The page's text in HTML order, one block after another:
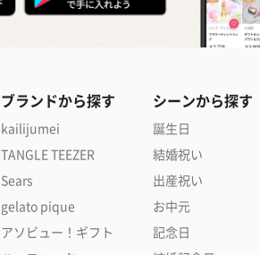
ブランドから探す
kailijumei
TANGLE TEEZER
Sears
gelato pique
アソビュー！ギフト
シーンから探す
誕生日
結婚祝い
出産祝い
お中元
記念日